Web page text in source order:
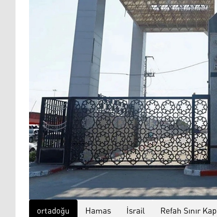
ortadoğu Hamas İsrail Refah Sınır